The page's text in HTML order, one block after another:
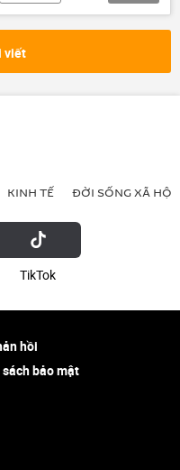
Thế giới
phương Tây
viết
KINH TẾ ĐỜI SỐNG XÃ HỘI
ТikТоk
hồi
bảo mật